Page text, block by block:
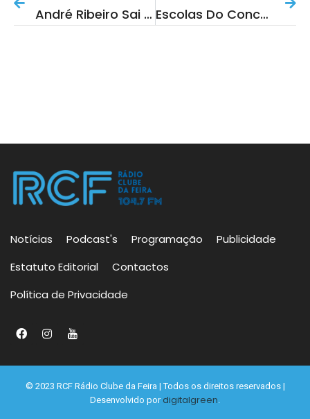
André Ribeiro Sai Do União De Lamas Escolas Do Concelho Galardoadas No “Dia Das Bandeiras Verdes”
Notícias Podcast's Programação
Publicidade
Estatuto Editorial
Contactos
Política de Privacidade
© 2023 RCF Rádio Clube da Feira | Todos os direitos reservados |
Desenvolvido pordigitalgreen.